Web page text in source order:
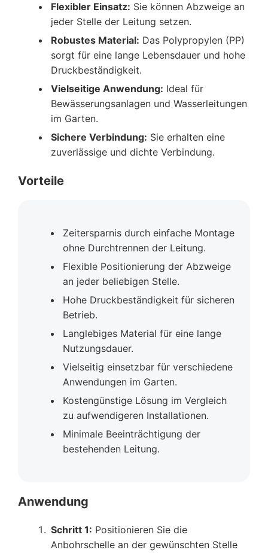
Flexibler Einsatz: Sie können Abzweige an
jeder Stelle der Leitung setzen.
Robustes Material: Das Polypropylen (PP)
sorgt für eine lange Lebensdauer und hohe
Druckbeständigkeit.
Vielseitige Anwendung: Ideal für
Bewässerungsanlagen und Wasserleitungen
im Garten.
Sichere Verbindung: Sie erhalten eine
zuverlässige und dichte Verbindung.
Vorteile
Zeitersparnis durch einfache Montage
ohne Durchtrennen der Leitung.
Flexible Positionierung der Abzweige
an jeder beliebigen Stelle.
Hohe Druckbeständigkeit für sicheren
Betrieb.
Langlebiges Material für eine lange
Nutzungsdauer.
Vielseitig einsetzbar für verschiedene
Anwendungen im Garten.
Kostengünstige Lösung im Vergleich
zu aufwendigeren Installationen.
Minimale Beeinträchtigung der
bestehenden Leitung.
Anwendung
Schritt 1: Positionieren Sie die
Anbohrschelle an der gewünschten Stelle